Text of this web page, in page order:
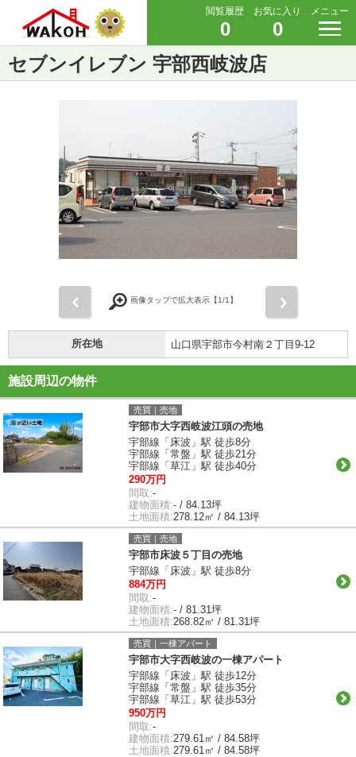
閲覧履歴
0
お気に入り
0
メニュー
セブンイレブン 宇部西岐波店
画像タップで拡大表示【1/1】
所在地 山口県宇部市今村南２丁目9-12
施設周辺の物件
売買｜売地
宇部市大字西岐波江頭の売地
宇部線「床波」駅 徒歩8分
宇部線「常盤」駅 徒歩21分
宇部線「草江」駅 徒歩40分
290万円
間取:-
建物面積:- / 84.13坪
土地面積:278.12㎡ / 84.13坪
売買｜売地
宇部市床波５丁目の売地
宇部線「床波」駅 徒歩8分
884万円
間取:-
建物面積:- / 81.31坪
土地面積:268.82㎡ / 81.31坪
売買｜一棟アパート
宇部市大字西岐波の一棟アパート
宇部線「床波」駅 徒歩12分
宇部線「常盤」駅 徒歩35分
宇部線「草江」駅 徒歩53分
950万円
間取:-
建物面積:279.61㎡ / 84.58坪
土地面積:279.61㎡ / 84.58坪